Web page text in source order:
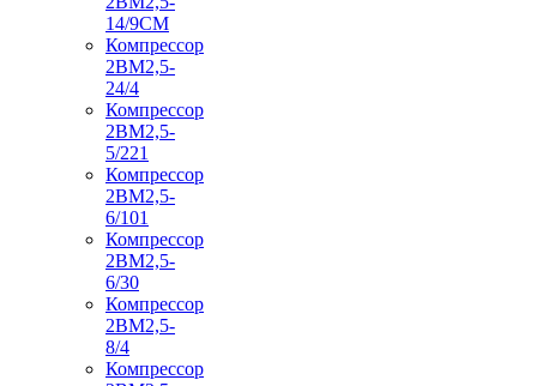
14/9СМ
Компрессор
2ВМ2,5-
24/4
Компрессор
2ВМ2,5-
5/221
Компрессор
2ВМ2,5-
6/101
Компрессор
2ВМ2,5-
6/30
Компрессор
2ВМ2,5-
8/4
Компрессор